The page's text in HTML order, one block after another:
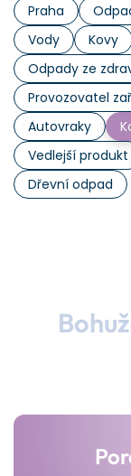
Praha
Vody
Kovy
Odpady ze
Provozovatel
Autovraky
Vedlejší produkt
Dřevní odpad